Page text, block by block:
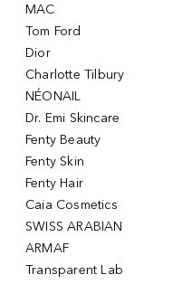
MAC
Tom Ford
Dior
Charlotte Tilbury
NÉONAIL
Dr. Emi Skincare
Fenty Beauty
Fenty Skin
Fenty Hair
Caia Cosmetics
SWISS ARABIAN
ARMAF
Transparent Lab